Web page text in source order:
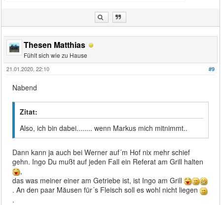
Thesen Matthias
Fühlt sich wie zu Hause
#9
21.01.2020, 22:10
Nabend
Zitat:
Also, ich bin dabei........ wenn Markus mich mitnimmt..
Dann kann ja auch bei Werner auf´m Hof nix mehr schief
gehn. Ingo Du mußt auf jeden Fall ein Referat am Grill halten
,
das was meiner einer am Getriebe ist, ist Ingo am Grill
. An den paar Mäusen für´s Fleisch soll es wohl nicht liegen
.